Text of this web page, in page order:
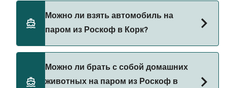
пароме из Роскоф в Корк с
Можно ли взять автомобиль на
паром из Роскоф в Корк?
автомобилем из Роскоф в Корк с
Можно ли брать с собой домашних
животных на паром из Роскоф в